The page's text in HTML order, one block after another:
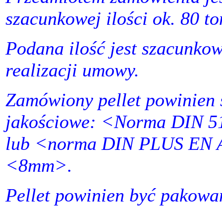
szacunkowej ilości ok. 80
Podana ilość jest
realizacji umowy.
Zamówiony pellet powinien
jakościowe: <Norma DIN
lub <norma DIN PLUS
<8mm>.
Pellet powinien być